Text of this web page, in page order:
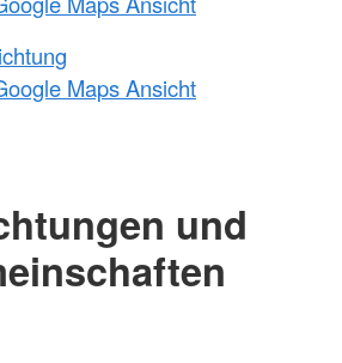
Maps Ansicht
und